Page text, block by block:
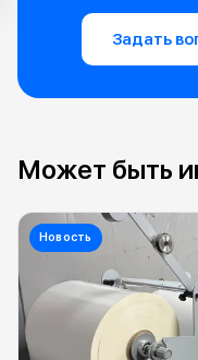
Задать
Может быть
Новость